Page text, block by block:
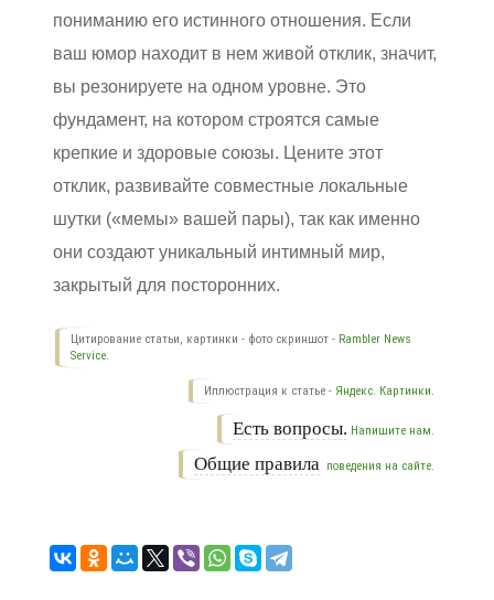
пониманию его истинного отношения. Если
ваш юмор находит в нем живой отклик, значит,
вы резонируете на одном уровне. Это
фундамент, на котором строятся самые
крепкие и здоровые союзы. Цените этот
отклик, развивайте совместные локальные
шутки («мемы» вашей пары), так как именно
они создают уникальный интимный мир,
закрытый для посторонних.
Цитирование статьи, картинки - фото скриншот - Rambler News
Service.
Иллюстрация к статье - Яндекс. Картинки.
Есть вопросы. Напишите нам.
Общие правила поведения на сайте.